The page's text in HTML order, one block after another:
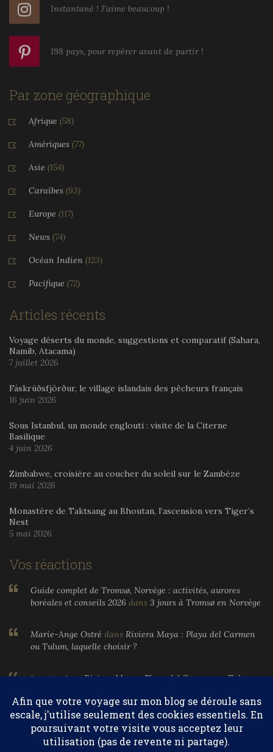
Instantané ! J'aime beaucoup !
198 pays, pour repérer avant de partir !
Par zone géographique
Afrique (58)
Amériques (77)
Asie (154)
Caraïbes (93)
Europe (117)
News (74)
Océan Indien (123)
Pacifique (72)
Articles récents
Voyage déserts du monde, suggestions et comparatif (Sahara,
Namib, Atacama)
7 juillet 2026
Fáskrúðsfjörður, le village islandais des pêcheurs français
16 juin 2026
Sous Istanbul, un monde englouti : visite de la Citerne
Basilique
4 juin 2026
Zimbabwe, croisière au coucher du soleil sur le Zambèze
19 mai 2026
Monastère de Taktsang au Bhoutan, l’ascension vers Tiger’s
Nest
5 mai 2026
Vos réactions
Guide complet de Tromsø, Norvège : activités, aurores
boréales et conseils 2026 dans 3 jours à Tromsø en Norvège
Marie-Ange Ostré dans Riviera Maya : Playa del Carmen
ou Tulum, laquelle choisir ?
LarnierdansRiviera Maya : Playa del Carmen ou Tulum,
Marie-Ange OstrédansEgypte, parfums et huiles
essentielles
Confidentialité et cookies : ce site utilise des cookies. En continuant à